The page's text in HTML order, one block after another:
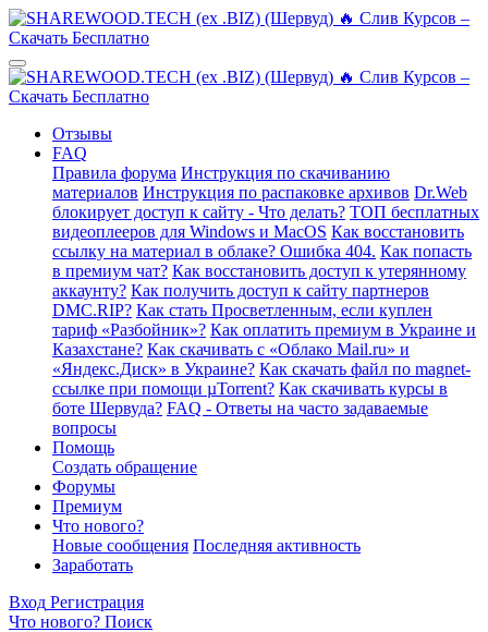
Отзывы
FAQ
Правила форума Инструкция по скачиванию
материалов Инструкция по распаковке архивов Dr.Web
блокирует доступ к сайту - Что делать? ТОП бесплатных
видеоплееров для Windows и MacOS Как восстановить
ссылку на материал в облаке? Ошибка 404. Как попасть
в премиум чат? Как восстановить доступ к утерянному
аккаунту? Как получить доступ к сайту партнеров
DMC.RIP? Как стать Просветленным, если куплен
тариф «Разбойник»? Как оплатить премиум в Украине и
Казахстане? Как скачивать с «Облако Mail.ru» и
«Яндекс.Диск» в Украине? Как скачать файл по magnet-
ссылке при помощи µTorrent? Как скачивать курсы в
боте Шервуда? FAQ - Ответы на часто задаваемые
вопросы
Помощь
Создать обращение
Форумы
Премиум
Что нового?
Новые сообщения Последняя активность
Заработать
Вход Регистрация
Что нового? Поиск